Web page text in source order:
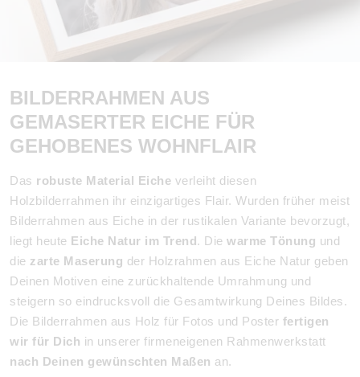
BILDERRAHMEN AUS
GEMASERTER EICHE FÜR
GEHOBENES WOHNFLAIR
Das robuste Material Eiche verleiht diesen
Holzbilderrahmen ihr einzigartiges Flair. Wurden früher meist
Bilderrahmen aus Eiche in der rustikalen Variante bevorzugt,
liegt heute Eiche Natur im Trend. Die warme Tönung und
die zarte Maserung der Holzrahmen aus Eiche Natur geben
Deinen Motiven eine zurückhaltende Umrahmung und
steigern so eindrucksvoll die Gesamtwirkung Deines Bildes.
Die Bilderrahmen aus Holz für Fotos und Poster fertigen
wir für Dich in unserer firmeneigenen Rahmenwerkstatt
nach Deinen gewünschten Maßen an.